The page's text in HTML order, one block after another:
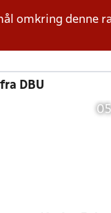
omkring denne
DBU